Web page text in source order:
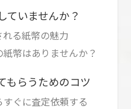
ていませんか？
る紙幣の魅力
幣はありませんか？
もらうためのコツ
ぐに査定依頼する